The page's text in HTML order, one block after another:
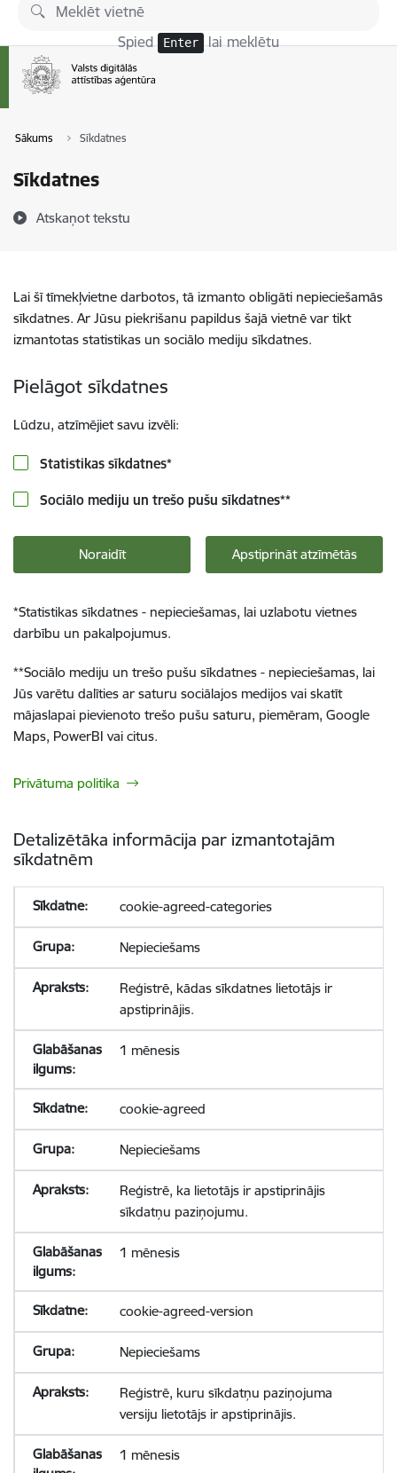
Pāriet uz lapas saturu
Spied Enter lai meklētu
Sākums Sīkdatnes
Sīkdatnes
Atskaņot tekstu
Lai šī tīmekļvietne darbotos, tā izmanto obligāti nepieciešamās
sīkdatnes. Ar Jūsu piekrišanu papildus šajā vietnē var tikt
izmantotas statistikas un sociālo mediju sīkdatnes.
Pielāgot sīkdatnes
Lūdzu, atzīmējiet savu izvēli:
Statistikas sīkdatnes*
Sociālo mediju un trešo pušu sīkdatnes**
Noraidīt Apstiprināt atzīmētās
*Statistikas sīkdatnes - nepieciešamas, lai uzlabotu vietnes
darbību un pakalpojumus.
**Sociālo mediju un trešo pušu sīkdatnes - nepieciešamas, lai
Jūs varētu dalīties ar saturu sociālajos medijos vai skatīt
mājaslapai pievienoto trešo pušu saturu, piemēram, Google
Maps, PowerBI vai citus.
Privātuma politika
Detalizētāka informācija par izmantotajām
sīkdatnēm
cookie-agreed-categories
Nepieciešams
Reģistrē, kādas sīkdatnes lietotājs ir
apstiprinājis.
1 mēnesis
cookie-agreed
Nepieciešams
Reģistrē, ka lietotājs ir apstiprinājis
sīkdatņu paziņojumu.
1 mēnesis
cookie-agreed-version
Nepieciešams
Reģistrē, kuru sīkdatņu paziņojuma
versiju lietotājs ir apstiprinājis.
1 mēnesis